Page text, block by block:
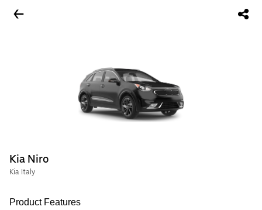
Kia Niro
Kia Italy
Product Features